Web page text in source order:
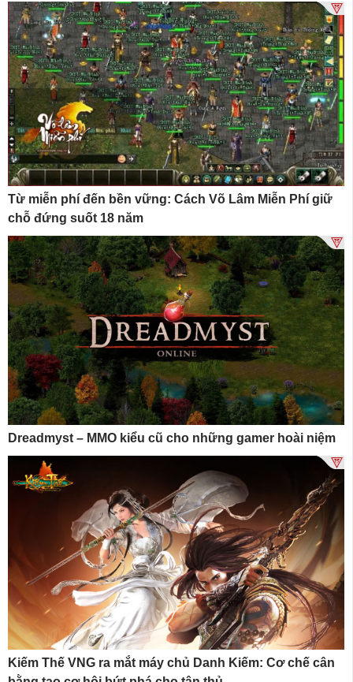
Từ miễn phí đến bền vững: Cách Võ Lâm Miễn Phí giữ
chỗ đứng suốt 18 năm
Dreadmyst – MMO kiểu cũ cho những gamer hoài niệm
Kiếm Thế VNG ra mắt máy chủ Danh Kiếm: Cơ chế cân